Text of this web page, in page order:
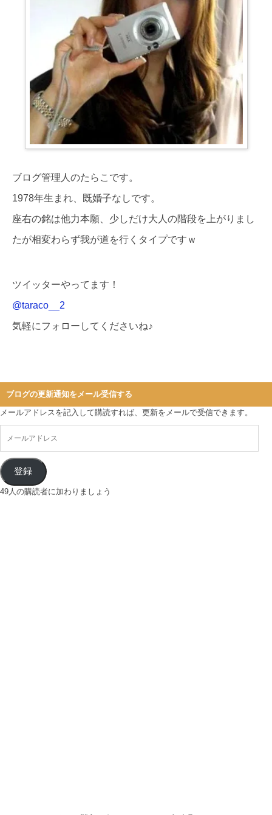
ブログ管理人のたらこです。
1978年生まれ、既婚子なしです。
座右の銘は他力本願、少しだけ大人の階段を上がりまし
たが相変わらず我が道を行くタイプですｗ
ツイッターやってます！
@taraco__2
気軽にフォローしてくださいね♪
ブログの更新通知をメール受信する
メールアドレスを記入して購読すれば、更新をメールで受信できます。
登録
49人の購読者に加わりましょう